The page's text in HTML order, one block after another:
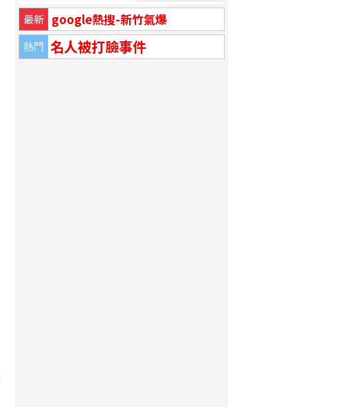
最新 google熱搜-新竹氣爆
熱門 名人被打臉事件